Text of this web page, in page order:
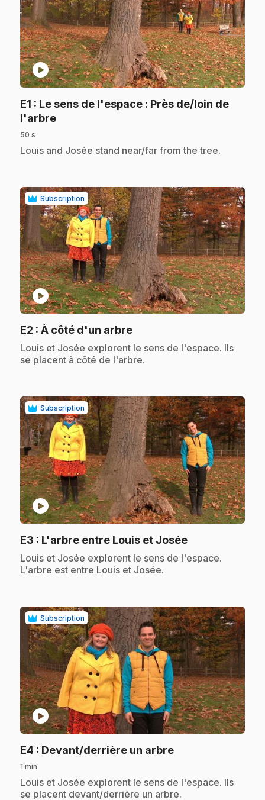
play_circle
E1 : Le sens de l'espace : Près de/loin de
l'arbre.
50 s
.Louis and Josée stand near/far from the tree.
Subscription
play_circle
E2 : À côté d'un arbre.
.Louis et Josée explorent le sens de l'espace. Ils
se placent à côté de l'arbre.
Subscription
play_circle
E3 : L'arbre entre Louis et Josée.
.Louis et Josée explorent le sens de l'espace.
L'arbre est entre Louis et Josée.
Subscription
play_circle
E4 : Devant/derrière un arbre.
1 min
.Louis et Josée explorent le sens de l'espace. Ils
se placent devant/derrière un arbre.